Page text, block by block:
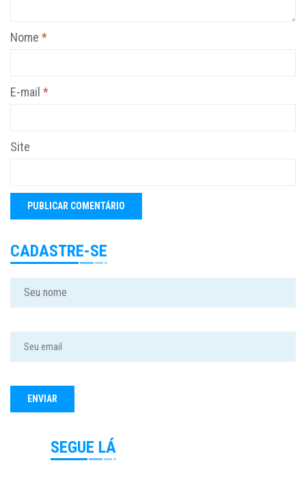
Nome *
E-mail *
Site
CADASTRE-SE
SEGUE LÁ